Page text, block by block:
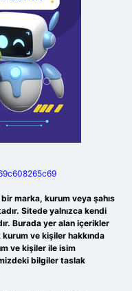
marka, kurum veya şahıs
Sitede yalnızca kendi
Burada yer alan içerikler
ve kişiler hakkında
ve kişiler ile isim
bilgiler taslak